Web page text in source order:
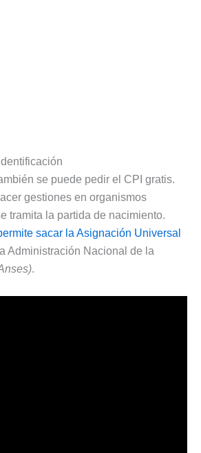
se puede pedir el CPI gratis.
gestiones en organismos
tramita la partida de nacimiento.
sacar la Asignación Universal
Administración Nacional de la
.